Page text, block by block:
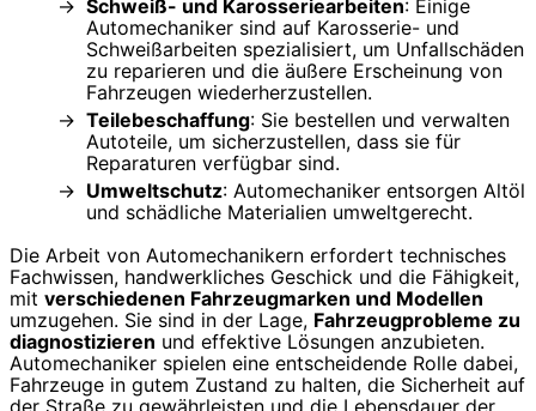
Schweiß- und Karosseriearbeiten: Einige
Automechaniker sind auf Karosserie- und
Schweißarbeiten spezialisiert, um Unfallschäden
zu reparieren und die äußere Erscheinung von
Fahrzeugen wiederherzustellen.
Teilebeschaffung: Sie bestellen und verwalten
Autoteile, um sicherzustellen, dass sie für
Reparaturen verfügbar sind.
Umweltschutz: Automechaniker entsorgen Altöl
und schädliche Materialien umweltgerecht.
Die Arbeit von Automechanikern erfordert technisches
Fachwissen, handwerkliches Geschick und die Fähigkeit,
mit verschiedenen Fahrzeugmarken und Modellen
umzugehen. Sie sind in der Lage, Fahrzeugprobleme zu
diagnostizieren und effektive Lösungen anzubieten.
Automechaniker spielen eine entscheidende Rolle dabei,
Fahrzeuge in gutem Zustand zu halten, die Sicherheit auf
der Straße zu gewährleisten und die Lebensdauer der